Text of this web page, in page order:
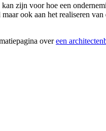
zijn voor hoe een
ook aan het realiseren
overeen